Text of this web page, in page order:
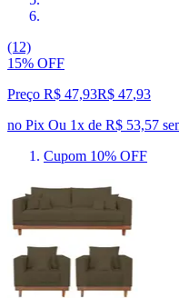
(12)
15% OFF
Preço R$ 47,93R$ 47,93
no Pix Ou 1x de R$ 53,57
Cupom 10% OFF